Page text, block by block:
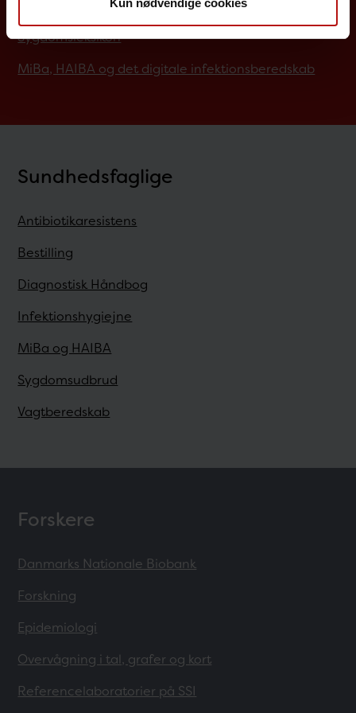
Kun nødvendige cookies
Screening for medfødte sygdomme
Sygdomsleksikon
MiBa, HAIBA og det digitale infektionsberedskab
Sundhedsfaglige
Antibiotikaresistens
Bestilling
Diagnostisk Håndbog
Infektionshygiejne
MiBa og HAIBA
Sygdomsudbrud
Vagtberedskab
Forskere
Danmarks Nationale Biobank
Forskning
Epidemiologi
Overvågning i tal, grafer og kort
Referencelaboratorier på SSI